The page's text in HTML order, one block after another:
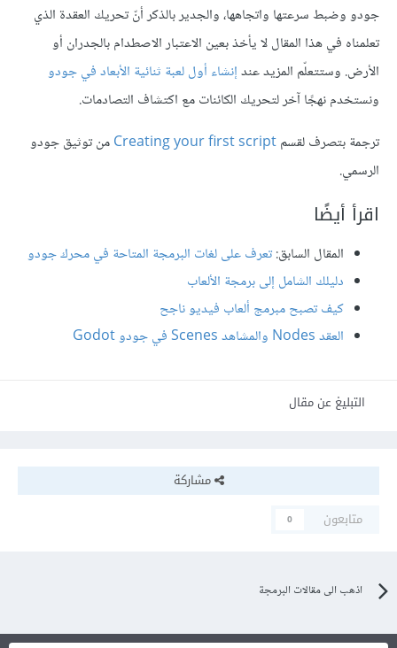
جودو وضبط سرعتها واتجاهها، والجدير بالذكر أنّ تحريك العقدة الذي
تعلمناه في هذا المقال لا يأخذ بعين الاعتبار الاصطدام بالجدران أو
الأرض. وستتعلّم المزيد عندإنشاء أول لعبة ثنائية الأبعاد في جودو
ونستخدم نهجًا آخر لتحريك الكائنات مع اكتشاف التصادمات.
ترجمة بتصرف لقسمCreating your first scriptمن توثيق جودو
الرسمي.
اقرأ أيضًا
المقال السابق:تعرف على لغات البرمجة المتاحة في محرك جودو
دليلك الشامل إلى برمجة الألعاب
كيف تصبح مبرمج ألعاب فيديو ناجح
العقد Nodes والمشاهد Scenes في جودو Godot
التبليغ عن مقال
مشاركة
متابعون
0
اذهب الى مقالات البرمجة